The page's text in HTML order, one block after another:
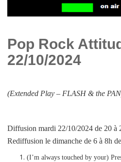
Pop Rock
22/10/2024
(Extended Play – FLASH & the PAN
Diffusion mardi 22/10/2024 de 20 à
Rediffusion le dimanche de 6 à 8h
(I’m always touched by your)